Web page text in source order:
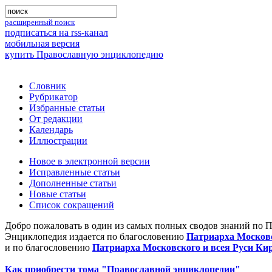
расширенный поиск
подписаться на rss-канал
мобильная версия
купить Православную энциклопедию
Словник
Рубрикатор
Избранные статьи
От редакции
Календарь
Иллюстрации
Новое в электронной версии
Исправленные статьи
Дополненные статьи
Новые статьи
Список сокращений
Добро пожаловать в один из самых полных сводов знаний по
Энциклопедия издается по благословению Патриарха
и по благословению Патриарха Московского и всея Руси
Как приобрести тома "Православной энциклопедии"